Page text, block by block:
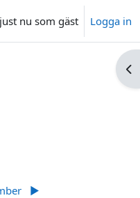
nu som gäst Logga in
▶︎